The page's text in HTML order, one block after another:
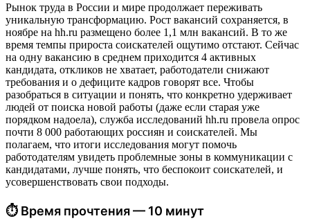
Рынок труда в России и мире продолжает переживать
уникальную трансформацию. Рост вакансий сохраняется, в
ноябре на hh.ru размещено более 1,1 млн вакансий. В то же
время темпы прироста соискателей ощутимо отстают. Сейчас
на одну вакансию в среднем приходится 4 активных
кандидата, откликов не хватает, работодатели снижают
требования и о дефиците кадров говорят все. Чтобы
разобраться в ситуации и понять, что конкретно удерживает
людей от поиска новой работы (даже если старая уже
порядком надоела), служба исследований hh.ru провела опрос
почти 8 000 работающих россиян и соискателей. Мы
полагаем, что итоги исследования могут помочь
работодателям увидеть проблемные зоны в коммуникации с
кандидатами, лучше понять, что беспокоит соискателей, и
усовершенствовать свои подходы.
⏱ Время прочтения — 10 минут